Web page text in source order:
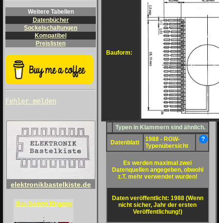
Weitere Tabellen
Datenbücher
Sockelschaltungen
Kompatibel
Preislisten
Fehler melden
elektronikbastelkiste.de
Bau Deinen Eingang
;
Bauform:
Typen in Klammern sind ähnlich.
Datenblatt
1988 - RGW-
Typenübersicht
?
Es werden maximal zwei
Datenquellen angegeben, obwohl
z.T. mehr verwendet wurden!
Daten veröffentlicht: 1988 (Wenn
nicht sicher, Jahr der ersten
Veröffentlichung!)